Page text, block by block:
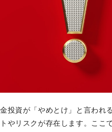
金投資が「やめとけ」と言われ
トやリスクが存在します。ここ